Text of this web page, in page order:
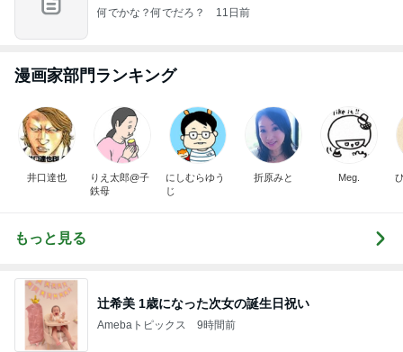
何でかな？何でだろ？ 11日前
漫画家部門ランキング
井口達也
りえ太郎@子
鉄母
にしむらゆう
じ
折原みと Meg.
もっと見る
辻希美 1歳になった次女の誕生日祝い
Amebaトピックス 9時間前